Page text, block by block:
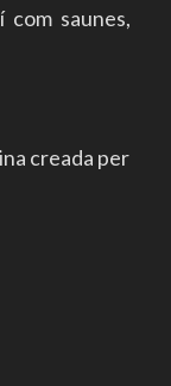
com saunes,
creada per